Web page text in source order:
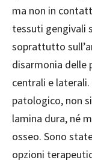
ma non in
tessuti gengivali
soprattutto
disarmonia delle
centrali e
patologico, non
lamina dura, né
osseo. Sono
opzioni